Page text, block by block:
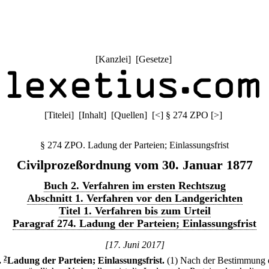
[Kanzlei] [Gesetze]
[Titelei] [Inhalt] [Quellen] [<] § 274 ZPO [>]
§ 274 ZPO. Ladung der Parteien; Einlassungsfrist
Civilprozeßordnung vom 30. Januar 1877
Buch 2. Verfahren im ersten Rechtszug
Abschnitt 1. Verfahren vor den Landgerichten
Titel 1. Verfahren bis zum Urteil
Paragraf 274. Ladung der Parteien; Einlassungsfrist
[17. Juni 2017]
2Ladung der Parteien; Einlassungsfrist. (1) Nach der Bestimmung